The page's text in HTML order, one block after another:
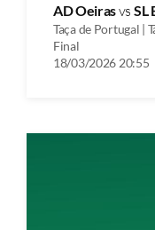
AD Oeirasvs SL
Taça de Portugal |
Final
18/03/2026 20:55